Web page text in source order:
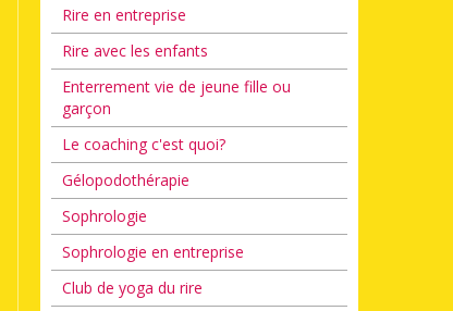
Rire en entreprise
Rire avec les enfants
Enterrement vie de jeune fille ou
garçon
Le coaching c'est quoi?
Gélopodothérapie
Sophrologie
Sophrologie en entreprise
Club de yoga du rire